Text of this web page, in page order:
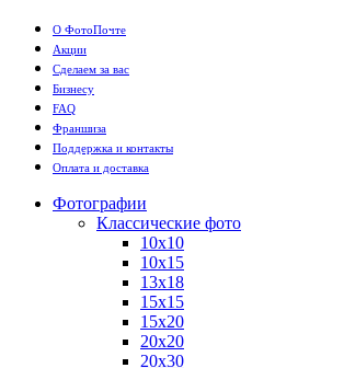
О ФотоПочте
Акции
Сделаем за вас
Бизнесу
FAQ
Франшиза
Поддержка и контакты
Оплата и доставка
Фотографии
Классические фото
10х10
10х15
13х18
15х15
15х20
20х20
20х30